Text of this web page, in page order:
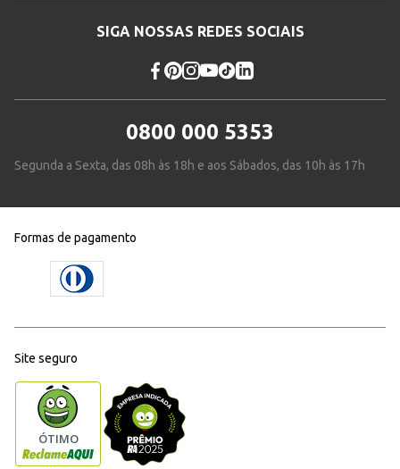
SIGA NOSSAS REDES SOCIAIS
0800 000 5353
Segunda a Sexta, das 08h às 18h e aos Sábados, das 10h às 17h
Formas de pagamento
Site seguro